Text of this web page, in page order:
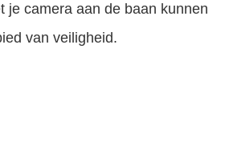
je camera aan de baan kunnen
van veiligheid.